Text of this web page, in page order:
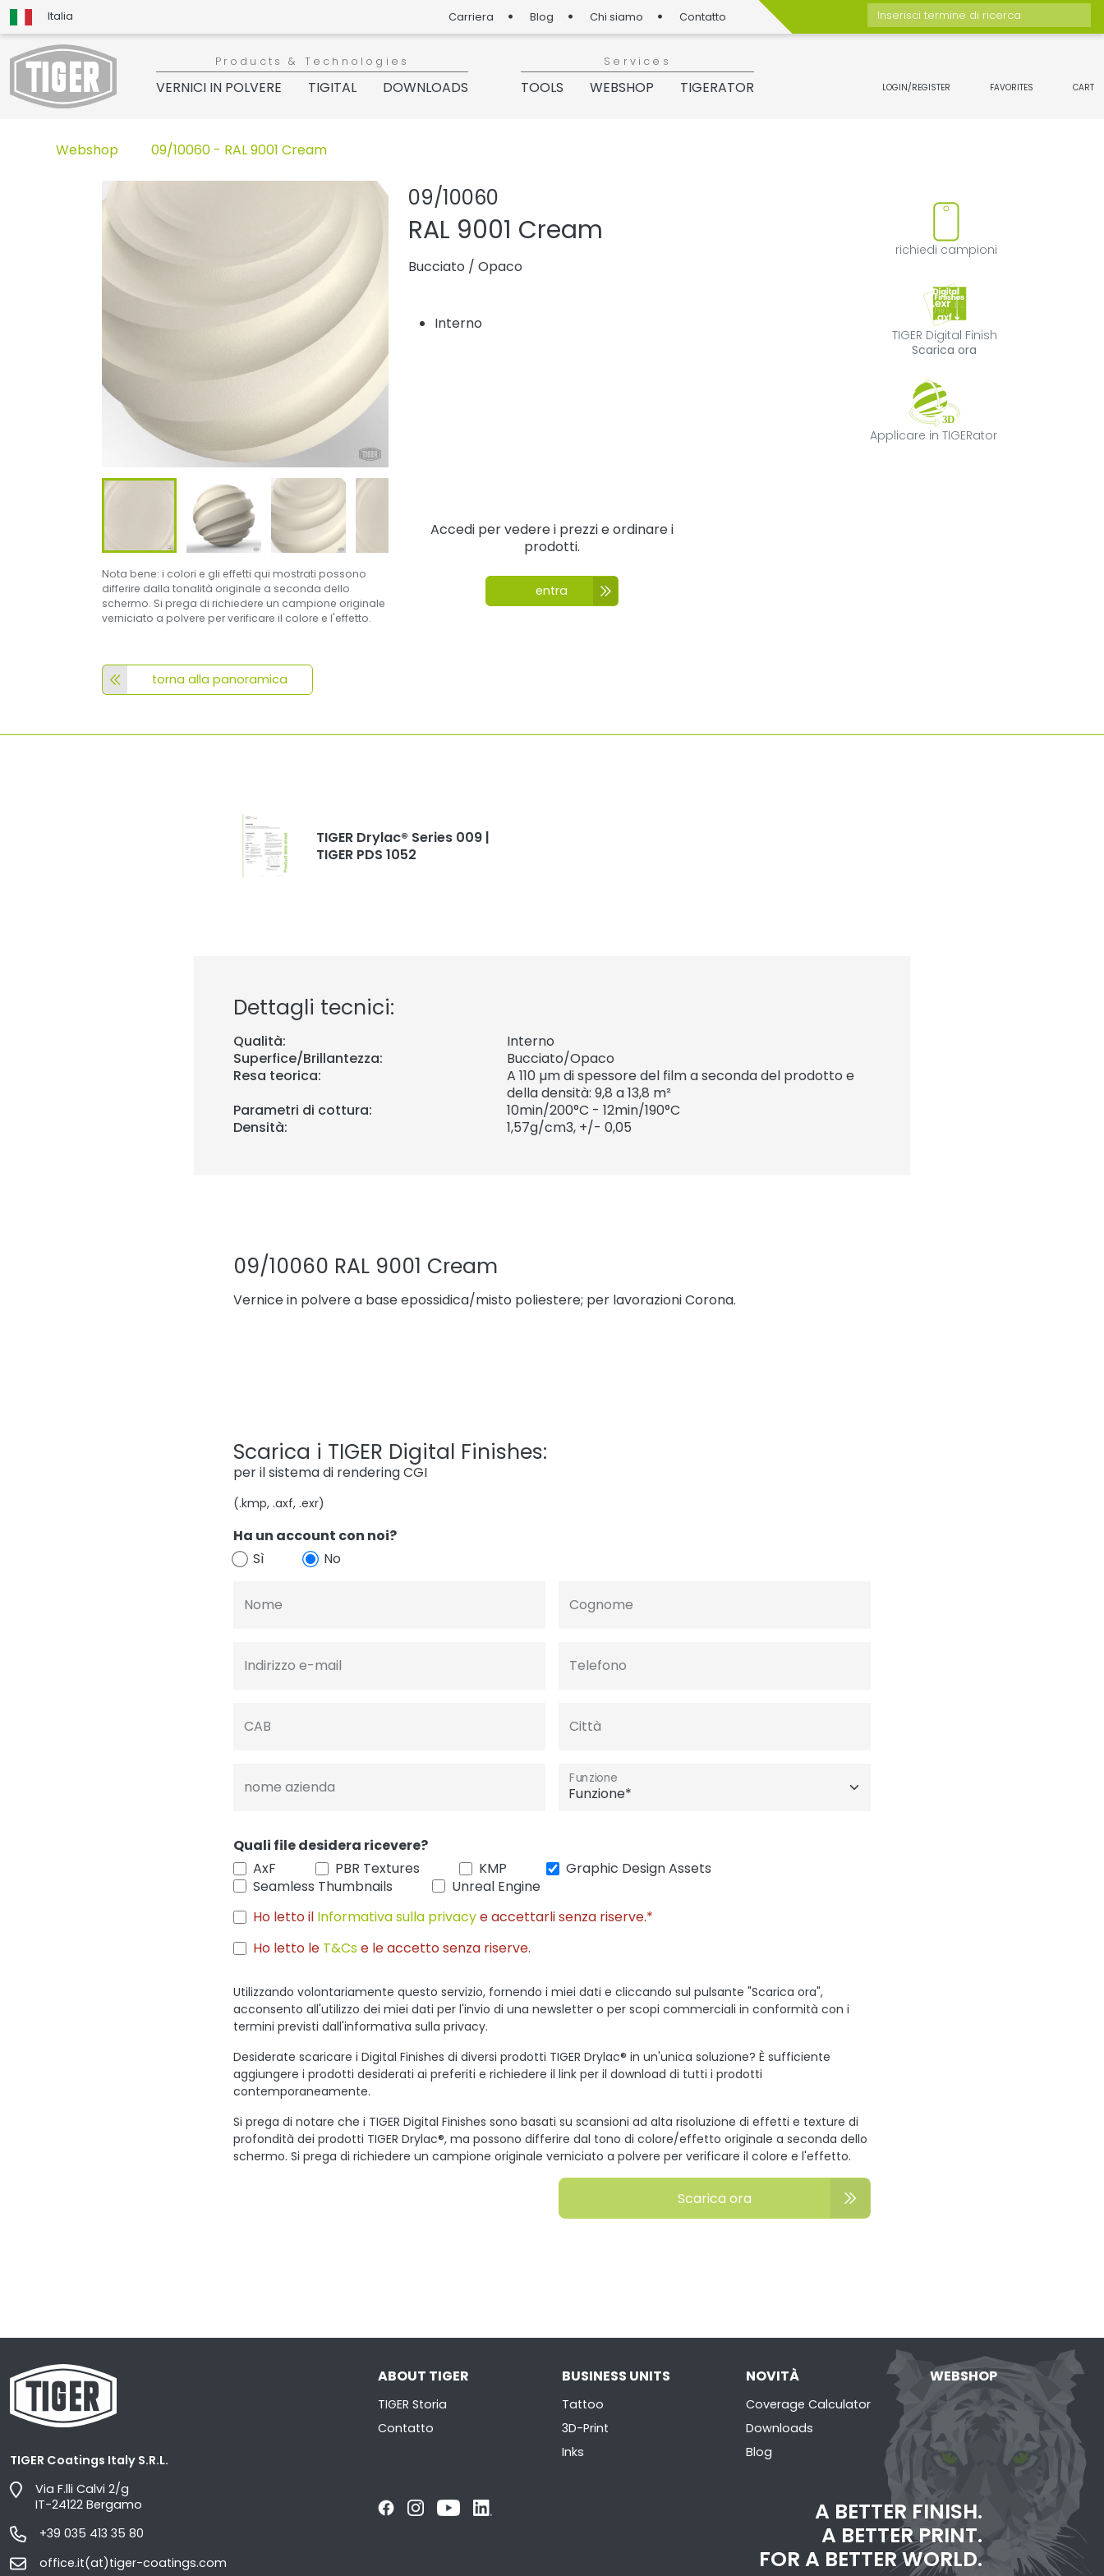
Italia Carriera Blog Chi siamo Contatto
Inserisci termine di ricerca
Products & Technologies
VERNICI IN POLVERE TIGITAL DOWNLOADS
Services
TOOLS WEBSHOP TIGERATOR LOGIN/REGISTER FAVORITES CART
Webshop 09/10060 - RAL 9001 Cream
Nota bene: i colori e gli effetti qui mostrati possono
differire dalla tonalità originale a seconda dello
schermo. Si prega di richiedere un campione originale
verniciato a polvere per verificare il colore e l'effetto.
torna alla panoramica
09/10060
Aggiungi o rimuovi il prodotto dai
RAL 9001 Cream
Bucciato /Opaco
Interno
richiedi campioni
TIGER Digital Finish
Scarica ora
Applicare in TIGERator
Accedi per vedere i prezzi e ordinare i
prodotti.
entra
TIGER Drylac® Series 009 |
TIGER PDS 1052
Dettagli tecnici:
Qualità:
Interno
Superfice/Brillantezza:
Bucciato/Opaco
Resa teorica:
A 110 µm di spessore del film a seconda del prodotto e
della densità: 9,8 a 13,8 m²
Parametri di cottura:
10min/200°C - 12min/190°C
Densità:
1,57g/cm3, +/- 0,05
09/10060 RAL 9001 Cream
Vernice in polvere a base epossidica/misto poliestere; per lavorazioni Corona.
Scarica i TIGER Digital Finishes:
per il sistema di rendering CGI
(.kmp, .axf, .exr)
Ha un account con noi?
Sì
No
Nome Cognome
Indirizzo e-mail Telefono
CAB Città
nome azienda Funzione
Quali file desidera ricevere?
AxF
PBR Textures KMP
Graphic Design Assets
Seamless Thumbnails
Unreal Engine
Ho letto il Informativa sulla privacye accettarli senza riserve.*
Ho letto le T&Cse le accetto senza riserve.
Utilizzando volontariamente questo servizio, fornendo i miei dati e cliccando sul pulsante "Scarica ora",
acconsento all'utilizzo dei miei dati per l'invio di una newsletter o per scopi commerciali in conformità con i
termini previsti dall'informativa sulla privacy.
Desiderate scaricare i Digital Finishes di diversi prodotti TIGER Drylac® in un'unica soluzione? È sufficiente
aggiungere i prodotti desiderati ai preferiti e richiedere il link per il download di tutti i prodotti
contemporaneamente.
Si prega di notare che i TIGER Digital Finishes sono basati su scansioni ad alta risoluzione di effetti e texture di
profondità dei prodotti TIGER Drylac®, ma possono differire dal tono di colore/effetto originale a seconda dello
schermo. Si prega di richiedere un campione originale verniciato a polvere per verificare il colore e l'effetto.
Scarica ora
TIGER Coatings Italy S.R.L.
Via F.lli Calvi 2/g
IT-24122 Bergamo
+39 035 413 35 80
office.it(at)tiger-coatings.com
ABOUT TIGER
TIGER Storia
Contatto
BUSINESS UNITS
Tattoo
3D-Print
Inks
NOVITÀ
Coverage Calculator
Downloads
Blog
WEBSHOP
A BETTER FINISH.
A BETTER PRINT.
FOR A BETTER WORLD.